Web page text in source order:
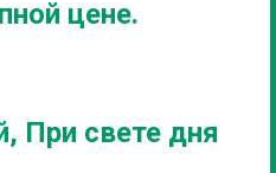
цене.
При свете дня